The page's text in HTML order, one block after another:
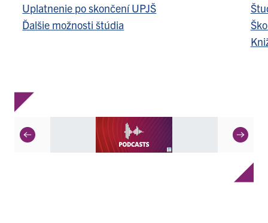
Uplatnenie po skončení UPJŠ
Ďalšie možnosti štúdia